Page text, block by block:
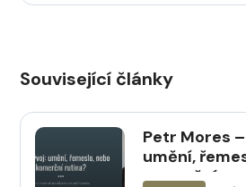
Související články
Petr Mores
umění,
komerční